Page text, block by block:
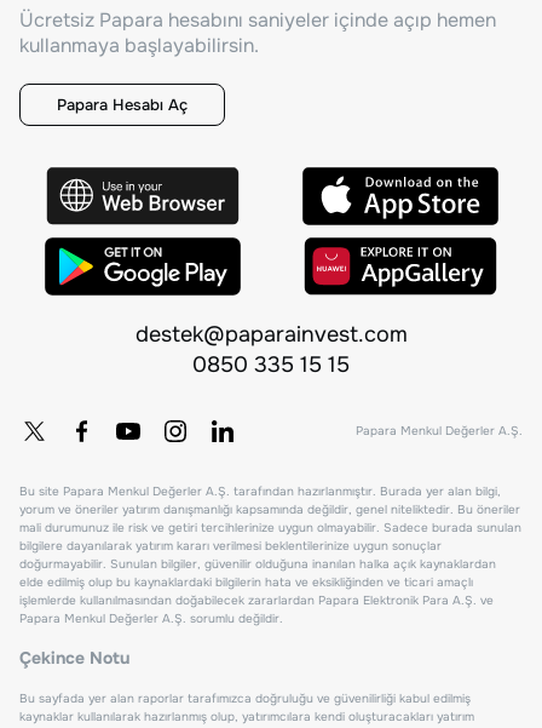
Ücretsiz Papara hesabını saniyeler içinde açıp hemen
kullanmaya başlayabilirsin.
Papara Hesabı Aç
destek@paparainvest.com
0850 335 15 15
Papara Menkul Değerler A.Ş.
Bu site Papara Menkul Değerler A.Ş. tarafından hazırlanmıştır. Burada yer alan bilgi,
yorum ve öneriler yatırım danışmanlığı kapsamında değildir, genel niteliktedir. Bu öneriler
mali durumunuz ile risk ve getiri tercihlerinize uygun olmayabilir. Sadece burada sunulan
bilgilere dayanılarak yatırım kararı verilmesi beklentilerinize uygun sonuçlar
doğurmayabilir. Sunulan bilgiler, güvenilir olduğuna inanılan halka açık kaynaklardan
elde edilmiş olup bu kaynaklardaki bilgilerin hata ve eksikliğinden ve ticari amaçlı
işlemlerde kullanılmasından doğabilecek zararlardan Papara Elektronik Para A.Ş. ve
Papara Menkul Değerler A.Ş. sorumlu değildir.
Çekince Notu
Bu sayfada yer alan raporlar tarafımızca doğruluğu ve güvenilirliği kabul edilmiş
kaynaklar kullanılarak hazırlanmış olup, yatırımcılara kendi oluşturacakları yatırım